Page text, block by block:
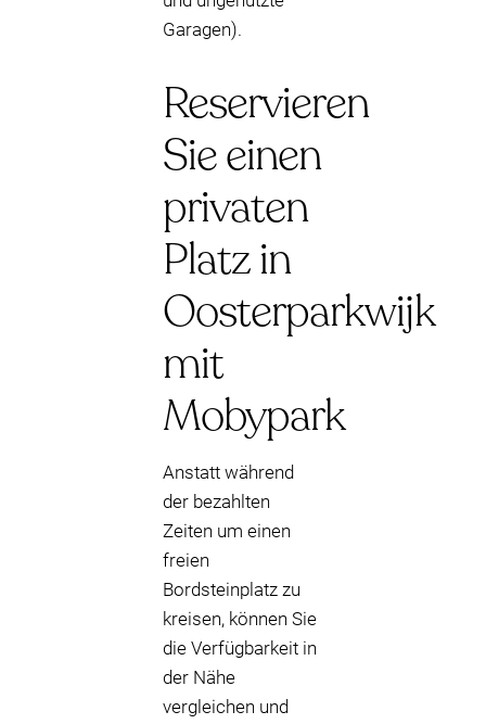
Garagen).
Reservieren
Sie einen
privaten
Platz in
Oosterparkwijk
mit
Mobypark
Anstatt während
der bezahlten
Zeiten um einen
freien
Bordsteinplatz zu
kreisen, können Sie
die Verfügbarkeit in
der Nähe
vergleichen und